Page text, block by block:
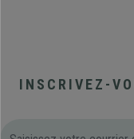
INSCRIVEZ-